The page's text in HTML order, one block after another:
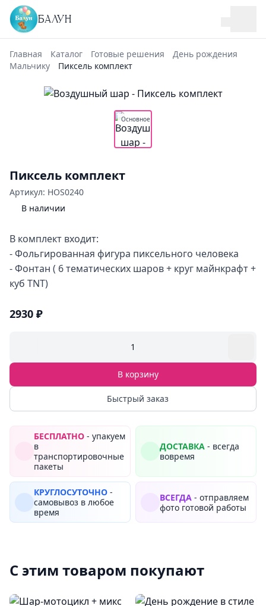
БАЛУН
Главная Каталог Готовые решения
День рождения
Мальчику
Пиксель комплект
Основное
Пиксель комплект
Артикул: HOS0240
В наличии
В комплект входит:
- Фольгированная фигура пиксельного человека
- Фонтан ( 6 тематических шаров + круг майнкрафт +
куб TNT)
2930 ₽
1
В корзину
Быстрый заказ
БЕСПЛАТНО - упакуем
в
транспортировочные
пакеты
ДОСТАВКА - всегда
вовремя
КРУГЛОСУТОЧНО -
самовывоз в любое
время
ВСЕГДА - отправляем
фото готовой работы
С этим товаром покупают